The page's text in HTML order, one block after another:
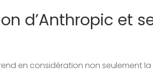
d’Anthropic et
en considération non seulement